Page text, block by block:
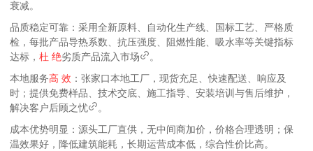
衰减。
品质稳定可靠 ：采用全新原料、自动化生产线、国标工艺、严格质
检，每批产品导热系数、抗压强度、阻燃性能、吸水率等关键指标
达标 ，杜 绝劣质产品流入市场
。
本地服务高 效 ：张家口本地工厂，现货充足、快速配送、响应及
时 ；提供免费样品、技术交底、施工指导、安装培训与售后维护，
解决客户后顾之忧
。
成本优势明显 ：源头工厂直供，无中间商加价，价格合理透明 ；保
温效果好，降低建筑能耗，长期运营成本低，综合性价比高。